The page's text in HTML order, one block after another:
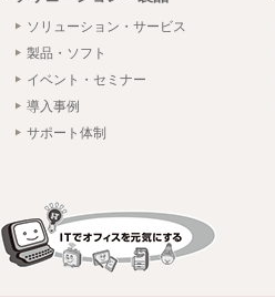
ソリューション・サービス
製品・ソフト
イベント・セミナー
導入事例
サポート体制